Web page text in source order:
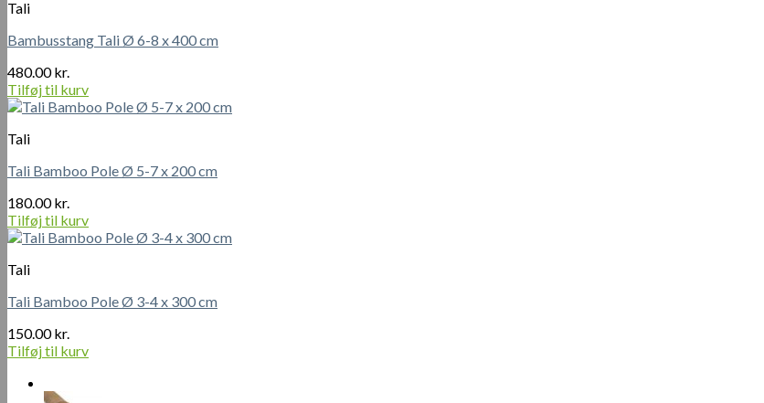
Tali
Bambusstang Tali Ø 6-8 x 400 cm
480.00kr.
Tilføj til kurv
Tali
Tali Bamboo Pole Ø 5-7 x 200 cm
180.00kr.
Tilføj til kurv
Tali
Tali Bamboo Pole Ø 3-4 x 300 cm
150.00kr.
Tilføj til kurv